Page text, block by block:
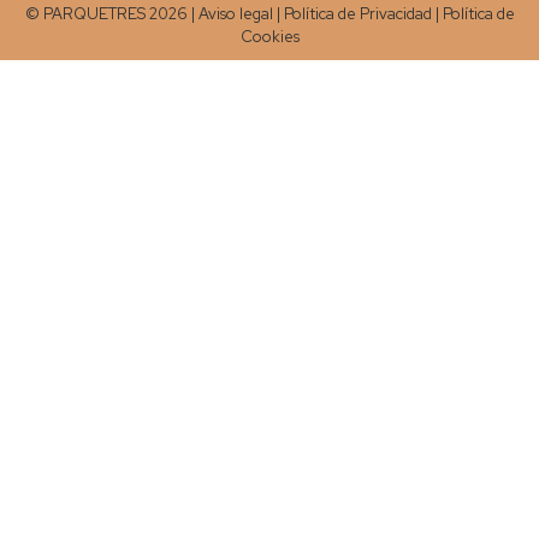
© PARQUETRES 2026 | Aviso legal | Política de Privacidad | Política de
Cookies